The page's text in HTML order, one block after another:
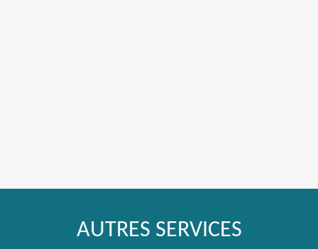
AUTRES SERVICES